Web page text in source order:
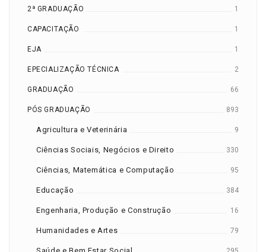
2ª GRADUAÇÃO 1
CAPACITAÇÃO 1
EJA 1
EPECIALIZAÇÃO TÉCNICA 2
GRADUAÇÃO 66
PÓS GRADUAÇÃO 893
Agricultura e Veterinária 9
Ciências Sociais, Negócios e Direito 330
Ciências, Matemática e Computação 95
Educação 384
Engenharia, Produção e Construção 16
Humanidades e Artes 79